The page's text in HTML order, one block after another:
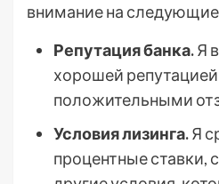
внимание на следующие
Репутация банка.Я
хорошей
положительными
Условия лизинга.Я
процентные ставки,